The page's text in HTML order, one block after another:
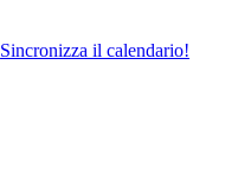
Sincronizza il calendario!